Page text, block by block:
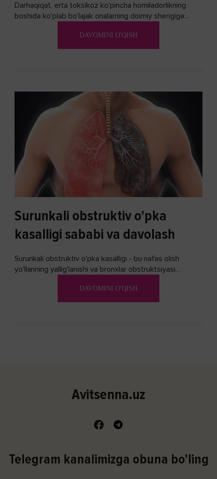
Darhaqiqat, erta toksikoz ko'pincha homiladorlikning
boshida ko'plab bo’lajak onalarning doimiy sherigiga
biron bir usuli bormi?DAVOMINI O'QISH
Surunkali obstruktiv o'pka
kasalligi sababi va davolash
Surunkali obstruktiv o'pka kasalligi - bu nafas olish
yo'llarining yallig'lanishi va bronxlar obstruktsiyasi
DAVOMINI O'QISH
Avitsenna.uz
Telegram kanalimizga obuna bo'ling